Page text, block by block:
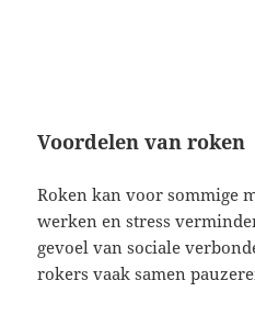
Voordelen van roken
Roken kan voor sommige
werken en stress
gevoel van sociale
rokers vaak samen